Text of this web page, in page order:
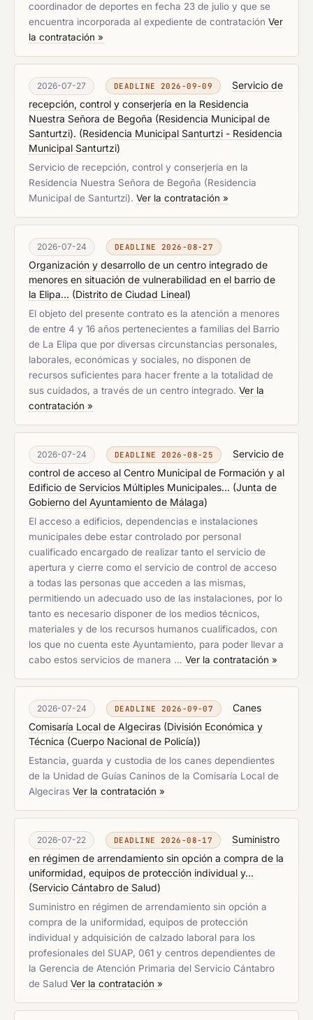
coordinador de deportes en fecha 23 de julio y que se
encuentra incorporada al expediente de contratación Ver
la contratación »
2026-07-27 DEADLINE 2026-09-09
Servicio de
recepción, control y conserjería en la Residencia
Nuestra Señora de Begoña (Residencia Municipal de
Santurtzi). (Residencia Municipal Santurtzi - Residencia
Municipal Santurtzi)
Servicio de recepción, control y conserjería en la
Residencia Nuestra Señora de Begoña (Residencia
Municipal de Santurtzi). Ver la contratación »
2026-07-24 DEADLINE 2026-08-27
Organización y desarrollo de un centro integrado de
menores en situación de vulnerabilidad en el barrio de
la Elipa... (Distrito de Ciudad Lineal)
El objeto del presente contrato es la atención a menores
de entre 4 y 16 años pertenecientes a familias del Barrio
de La Elipa que por diversas circunstancias personales,
laborales, económicas y sociales, no disponen de
recursos suficientes para hacer frente a la totalidad de
sus cuidados, a través de un centro integrado. Ver la
contratación »
2026-07-24 DEADLINE 2026-08-25
Servicio de
control de acceso al Centro Municipal de Formación y al
Edificio de Servicios Múltiples Municipales... (Junta de
Gobierno del Ayuntamiento de Málaga)
El acceso a edificios, dependencias e instalaciones
municipales debe estar controlado por personal
cualificado encargado de realizar tanto el servicio de
apertura y cierre como el servicio de control de acceso
a todas las personas que acceden a las mismas,
permitiendo un adecuado uso de las instalaciones, por lo
tanto es necesario disponer de los medios técnicos,
materiales y de los recursos humanos cualificados, con
los que no cuenta este Ayuntamiento, para poder llevar a
cabo estos servicios de manera … Ver la contratación »
2026-07-24 DEADLINE 2026-09-07
Canes
Comisaría Local de Algeciras (División Económica y
Técnica (Cuerpo Nacional de Policía))
Estancia, guarda y custodia de los canes dependientes
de la Unidad de Guías Caninos de la Comisaría Local de
Algeciras Ver la contratación »
2026-07-22 DEADLINE 2026-08-17
Suministro
en régimen de arrendamiento sin opción a compra de la
uniformidad, equipos de protección individual y...
(Servicio Cántabro de Salud)
Suministro en régimen de arrendamiento sin opción a
compra de la uniformidad, equipos de protección
individual y adquisición de calzado laboral para los
profesionales del SUAP, 061 y centros dependientes de
la Gerencia de Atención Primaria del Servicio Cántabro
de Salud Ver la contratación »